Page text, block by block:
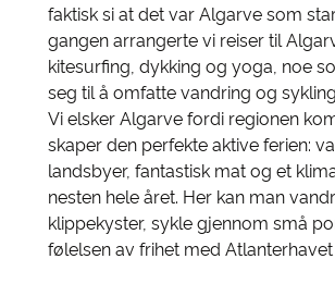
faktisk si at det var Algarve som
gangen arrangerte vi reiser til
kitesurfing, dykking og yoga, noe
seg til å omfatte vandring og
Vi elsker Algarve fordi regionen
skaper den perfekte aktive ferien:
landsbyer, fantastisk mat og et
nesten hele året. Her kan man
klippekyster, sykle gjennom små
følelsen av frihet med